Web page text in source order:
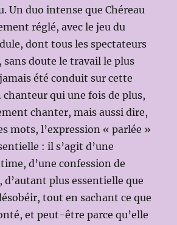
Un duo intense que Chéreau
réglé, avec le jeu du
dont tous les spectateurs
sans doute le travail le plus
été conduit sur cette
chanteur qui une fois de plus,
chanter, mais aussi dire,
mots, l’expression « parlée »
: il s’agit d’une
d’une confession de
d’autant plus essentielle que
tout en sachant ce que
et peut-être parce qu’elle